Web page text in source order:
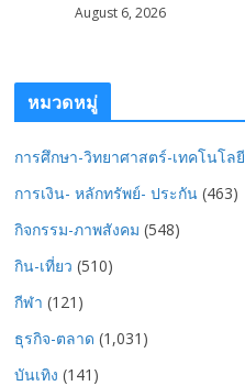
August 6, 2026
หมวดหมู่
การศึกษา-วิทยาศาสตร์-เทคโนโลยี
การเงิน- หลักทรัพย์- ประกัน (463)
กิจกรรม-ภาพสังคม (548)
กิน-เที่ยว (510)
กีฬา (121)
ธุรกิจ-ตลาด (1,031)
บันเทิง (141)